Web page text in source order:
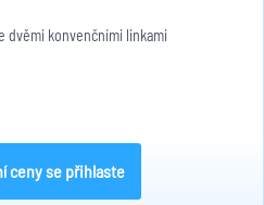
dvěmi konvenčními linkami
ceny se přihlaste